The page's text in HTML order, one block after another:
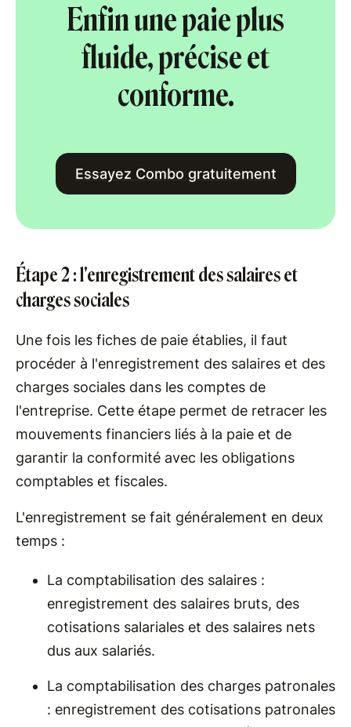
Enfin une paie plus
fluide, précise et
conforme.
Essayez Combo gratuitement
Étape 2 : l'enregistrement des salaires et
charges sociales
Une fois les fiches de paie établies, il faut
procéder à l'enregistrement des salaires et des
charges sociales dans les comptes de
l'entreprise. Cette étape permet de retracer les
mouvements financiers liés à la paie et de
garantir la conformité avec les obligations
comptables et fiscales.
L'enregistrement se fait généralement en deux
temps :
La comptabilisation des salaires :
enregistrement des salaires bruts, des
cotisations salariales et des salaires nets
dus aux salariés.
La comptabilisation des charges patronales
: enregistrement des cotisations patronales